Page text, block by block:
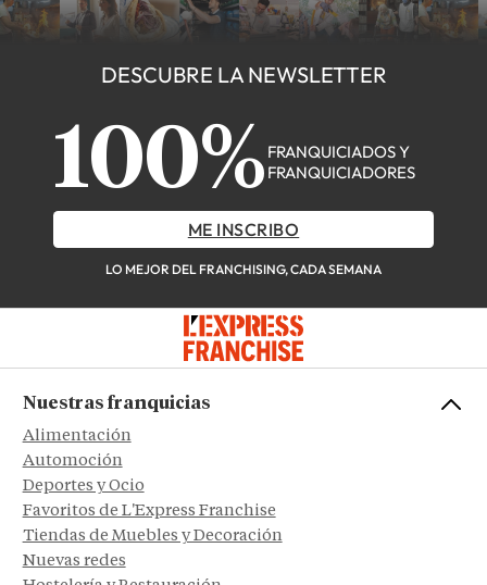
DESCUBRE LA NEWSLETTER
100% FRANQUICIADOS Y
FRANQUICIADORES
ME INSCRIBO
LO MEJOR DEL FRANCHISING, CADA SEMANA
Nuestras franquicias
Alimentación
Automoción
Deportes y Ocio
Favoritos de L'Express Franchise
Tiendas de Muebles y Decoración
Nuevas redes